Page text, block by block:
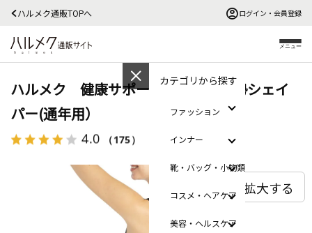
ハルメク通販TOPへ ログイン・会員登録
メニュー
カテゴリから探す
ファッション
インナー
靴・バッグ・小物類
コスメ・ヘアケア
美容・ヘルスケア
ハルメク 健康サポート・体幹＆姿勢シェイ
パー(通年用）
4.0 （175） レビューを見る
拡大する